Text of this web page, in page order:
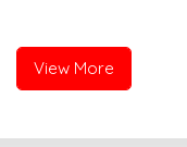
View More